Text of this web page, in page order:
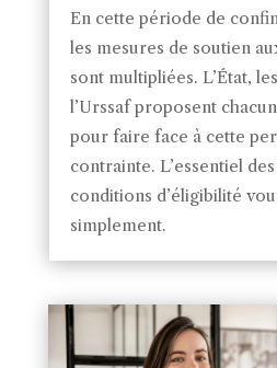
En cette période de
les mesures de soutien
sont multipliées. L’État,
l’Urssaf proposent
pour faire face à cette
contrainte. L’essentiel
conditions d’éligibilité
simplement.